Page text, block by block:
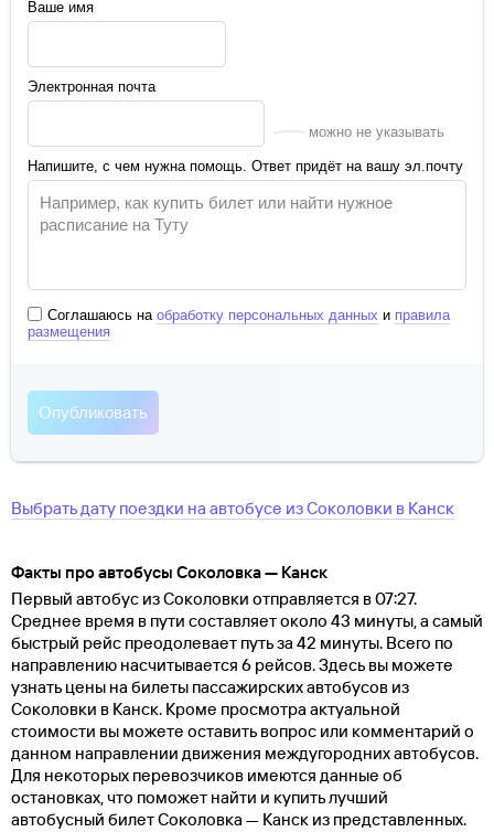
Ваше имя
Электронная почта
можно не указывать
Напишите, с чем нужна помощь. Ответ придёт на вашу эл.почту
Соглашаюсь на обработку персональных данных и правила
размещения
Выбрать дату поездки на автобусе изСоколовки в Канск
Факты про автобусы Соколовка — Канск
Первый автобус из Соколовки отправляется в 07:27.
Среднее время в пути составляет около 43 минуты, а самый
быстрый рейс преодолевает путь за 42 минуты. Всего по
направлению насчитывается 6 рейсов. Здесь вы можете
узнать цены на билеты пассажирских автобусов из
Соколовки в Канск. Кроме просмотра актуальной
стоимости вы можете оставить вопрос или комментарий о
данном направлении движения междугородних автобусов.
Для некоторых перевозчиков имеются данные об
остановках, что поможет найти и купить лучший
автобусный билет Соколовка — Канск из представленных.